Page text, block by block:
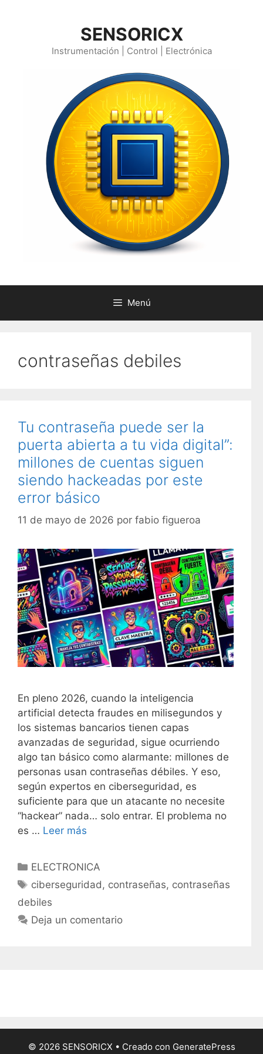
SENSORICX
Instrumentación | Control | Electrónica
Menú
contraseñas debiles
Tu contraseña puede ser la
puerta abierta a tu vida digital”:
millones de cuentas siguen
siendo hackeadas por este
error básico
11 de mayo de 2026 por fabio figueroa
En pleno 2026, cuando la inteligencia
artificial detecta fraudes en milisegundos y
los sistemas bancarios tienen capas
avanzadas de seguridad, sigue ocurriendo
algo tan básico como alarmante: millones de
personas usan contraseñas débiles. Y eso,
según expertos en ciberseguridad, es
suficiente para que un atacante no necesite
“hackear” nada… solo entrar. El problema no
es … Leer más
C
a
e
g
ELECTRONICA
E
t
q
ciberseguridad, contraseñas, contraseñas
debiles
Deja un comentario
© 2026 SENSORICX • Creado con GeneratePress